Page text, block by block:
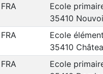
FRA
Ecole
35410
FRA
Ecole
35410
FRA
Ecole